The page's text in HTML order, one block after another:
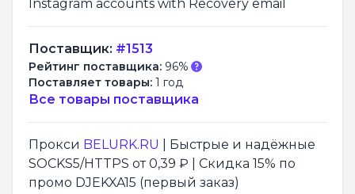
Instagram accounts with Recovery email
Поставщик: #1513
Рейтинг поставщика: 96%
Поставляет товары: 1 год
Все товары поставщика
Прокси BELURK.RU
| Быстрые и надёжные
SOCKS5/HTTPS от 0,39 ₽ | Скидка 15% по
промо DJEKXA15 (первый заказ)